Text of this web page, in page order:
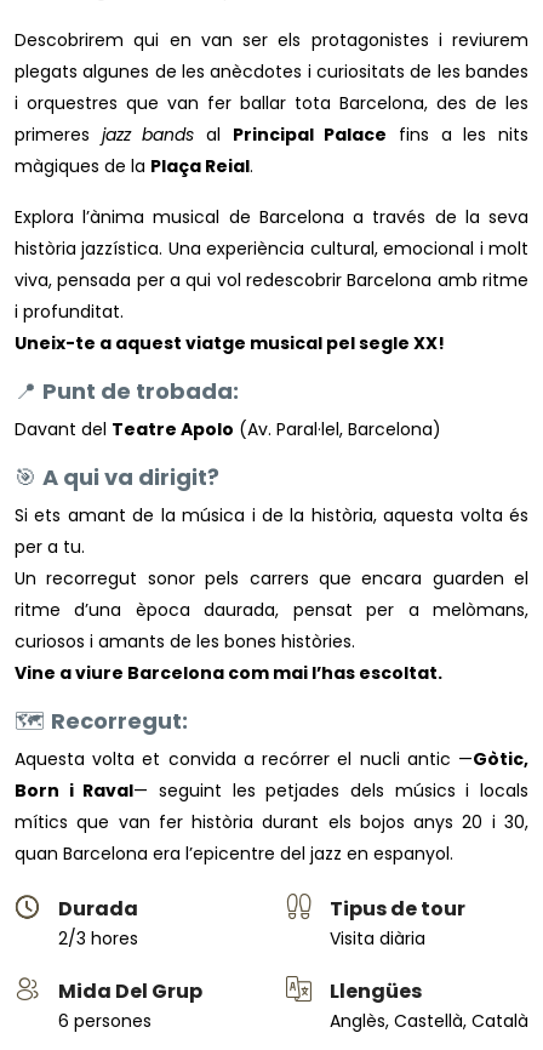
Descobrirem qui en van ser els protagonistes i reviurem
plegats algunes de les anècdotes i curiositats de les bandes
i orquestres que van fer ballar tota Barcelona, des de les
primeres jazz bands al Principal Palace fins a les nits
màgiques de la Plaça Reial.
Explora l’ànima musical de Barcelona a través de la seva
història jazzística. Una experiència cultural, emocional i molt
viva, pensada per a qui vol redescobrir Barcelona amb ritme
i profunditat.
Uneix-te a aquest viatge musical pel segle XX!
📍 Punt de trobada:
Davant del Teatre Apolo (Av. Paral·lel, Barcelona)
🎯 A qui va dirigit?
Si ets amant de la música i de la història, aquesta volta és
per a tu.
Un recorregut sonor pels carrers que encara guarden el
ritme d’una època daurada, pensat per a melòmans,
curiosos i amants de les bones històries.
Vine a viure Barcelona com mai l’has escoltat.
🗺️ Recorregut:
Aquesta volta et convida a recórrer el nucli antic —Gòtic,
Born i Raval— seguint les petjades dels músics i locals
mítics que van fer història durant els bojos anys 20 i 30,
quan Barcelona era l’epicentre del jazz en espanyol.
Durada
2/3 hores
Tipus de tour
Visita diària
Mida Del Grup
6 persones
Llengües
Anglès, Castellà, Català